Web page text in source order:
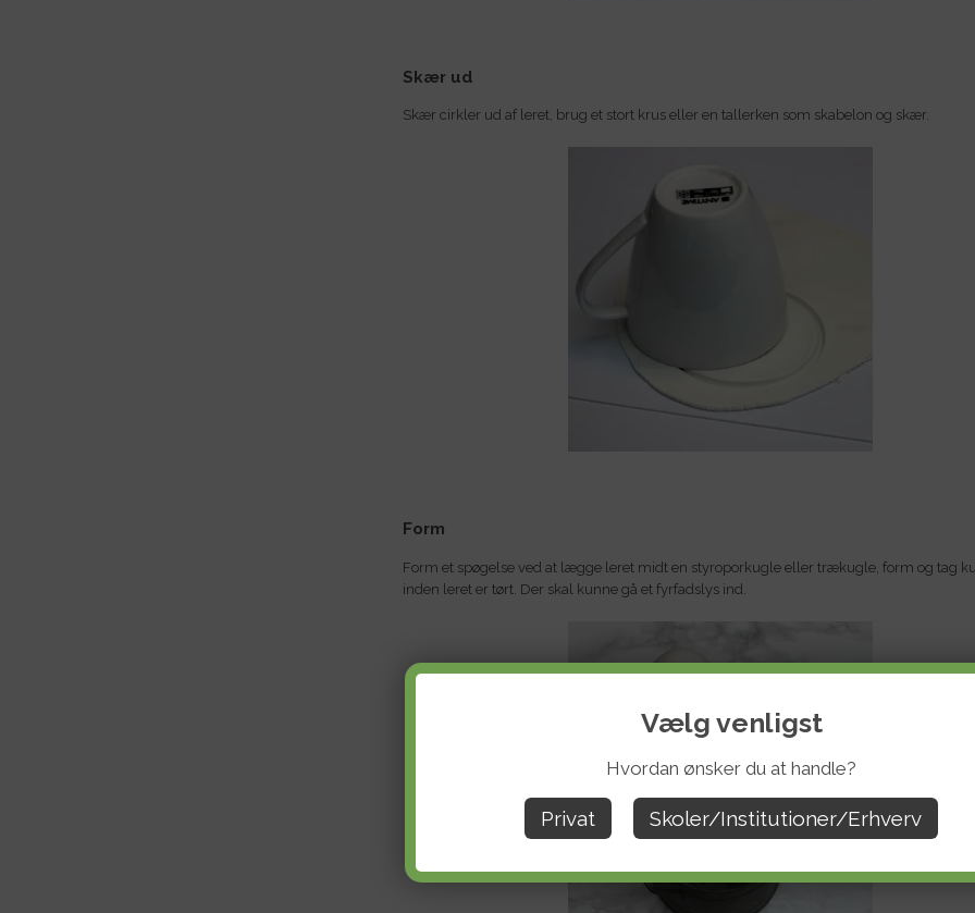
Vælg venligst
Hvordan ønsker du at handle?
Privat Skoler/Institutioner/Erhverv
Skær ud
Skær cirkler ud af leret, brug et stort krus eller en tallerken som skabelon og skær.
Form
Form et spøgelse ved at lægge leret midt en styroporkugle eller trækugle, form og tag
inden leret er tørt. Der skal kunne gå et fyrfadslys ind.